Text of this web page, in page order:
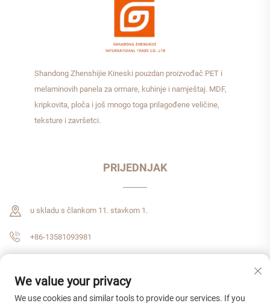
Shandong Zhenshijie Kineski pouzdan proizvođač PET i
melaminovih panela za ormare, kuhinje i namještaj. MDF,
kripkovita, ploča i još mnogo toga prilagođene veličine,
teksture i završetci.
PRIJEDNJAK
u skladu s člankom 11. stavkom 1.
+86-13581093981
We value your privacy
We use cookies and similar tools to provide our services. If you